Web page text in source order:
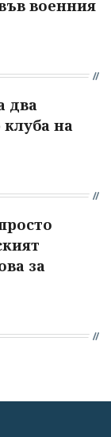
военния
два
на
за